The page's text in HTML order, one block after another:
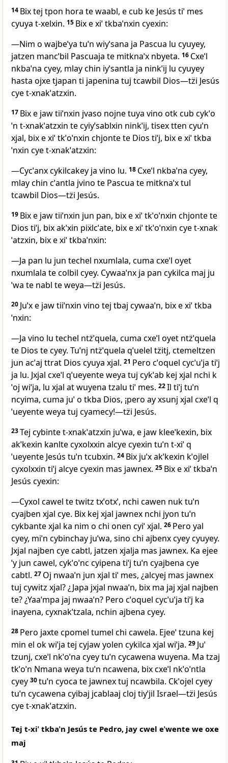
14 Bix tej tpon hora te waabl, e cub ke Jesús tiˈ mes
cyuya t‑xelxin. 15 Bix e xiˈ tkbaˈnxin cyexin:
―Nim o wajbeˈya tuˈn wiyˈsana ja Pascua lu cyuyey,
jatzen mancˈbil Pascuaja te mitknaˈx nbyeta. 16 Cxeˈl
nkbaˈna cyey, mlay chin iyˈsantla ja ninkˈij lu cyuyey
hasta ojxe tjapan ti japenina tuj tcawbil Dios―tz̈i Jesús
cye t‑xnakˈatzxin.
17 Bix e jaw tiiˈnxin jvaso nojne tuya vino otk cub cykˈo
ˈn t‑xnakˈatzxin te cyiyˈsablxin ninkˈij, tisex tten cyuˈn
xjal, bix e xiˈ tkˈoˈnxin chjonte te Dios tiˈj, bix e xiˈ tkba
ˈnxin cye t‑xnakˈatzxin:
―Cycˈanx cykilcakey ja vino lu. 18 Cxeˈl nkbaˈna cyey,
mlay chin cˈantla jvino te Pascua te mitknaˈx tul
tcawbil Dios―tz̈i Jesús.
19 Bix e jaw tiiˈnxin jun pan, bix e xiˈ tkˈoˈnxin chjonte te
Dios tiˈj, bix akˈxin piẍlcˈate, bix e xiˈ tkˈoˈnxin cye t‑xnak
ˈatzxin, bix e xiˈ tkbaˈnxin:
―Ja pan lu jun techel nxumlala, cuma cxeˈl oyet
nxumlala te colbil cyey. Cywaaˈnx ja pan cykilca maj ju
ˈwa te nabl te weya―tz̈i Jesús.
20 Juˈx e jaw tiiˈnxin vino tej tbaj cywaaˈn, bix e xiˈ tkba
ˈnxin:
―Ja vino lu techel ntz̈ˈquela, cuma cxeˈl oyet ntz̈ˈquela
te Dios te cyey. Tuˈnj ntz̈ˈquela qˈuelel tz̈itj, ctemeltzen
jun acˈaj ttrat Dios cyuya xjal. 21 Pero cˈoquel cycˈuˈja tiˈj
ja lu. Jxjal cxeˈl qˈueyente weya tuj cykˈab kej xjal nchi k
ˈoj wiˈja, lu xjal at wuyena tzalu tiˈ mes. 22Il tiˈj tuˈn
ncyima, cuma juˈ o tkba Dios, ¡pero ay xsunj xjal cxeˈl q
ˈueyente weya tuj cyamecy!―tz̈i Jesús.
23Tej cybinte t‑xnakˈatzxin juˈwa, e jaw kleeˈkexin, bix
akˈkexin kanlte cyxolxxin alcye cyexin tuˈn t‑xiˈ q
ˈueyente Jesús tuˈn tcubxin. 24 Bix juˈx akˈkexin kˈojlel
cyxolxxin tiˈj alcye cyexin mas jawnex. 25 Bix e xiˈ tkbaˈn
Jesús cyexin:
―Cyxol cawel te twitz txˈotxˈ, nchi cawen nuk tuˈn
cyajben xjal cye. Bix kej xjal jawnex nchi jyon tuˈn
cykbante xjal ka nim o chi onen cyiˈ xjal. 26 Pero yal
cyey, miˈn cybinchay juˈwa, sino chi ajbenx cyey cyuyey.
Jxjal najben cye cabtl, jatzen xjalja mas jawnex. Ka ejee
ˈy jun cawel, cykˈoˈnc cyipena tiˈj tuˈn cyajbena cye
cabtl. 27 Oj nwaaˈn jun xjal tiˈ mes, ¿alcyej mas jawnex
tuj cywitz xjal? ¿Japa jxjal nwaaˈn, bix ma jaj xjal najben
te? ¿Yaaˈmpa jaj nwaaˈn? Pero cˈoquel cycˈuˈja tiˈj ka
inayena, cyxnakˈtzala, nchin ajbena cyey.
28 Pero jaxte cpomel tumel chi cawela. Ejeeˈ tzuna kej
min el ok wiˈja tej cyjaw yolen cykilca xjal wiˈja. 29 Juˈ
tzunj, cxeˈl nkˈoˈna cyey tuˈn cycawena wuyena. Ma tzaj
tkˈoˈn Nmana weya tuˈn ncawena, bix cxeˈl nkˈoˈntla
cyey 30tuˈn cyoca te jawnex tuj ncawbila. Ckˈojel cyey
tuˈn cycawena cyibaj jcablaaj cloj tiyˈjil Israel―tz̈i Jesús
cye t‑xnakˈatzxin.
Tej t‑xiˈ tkbaˈn Jesús te Pedro, jay cwel eˈwente we oxe
maj